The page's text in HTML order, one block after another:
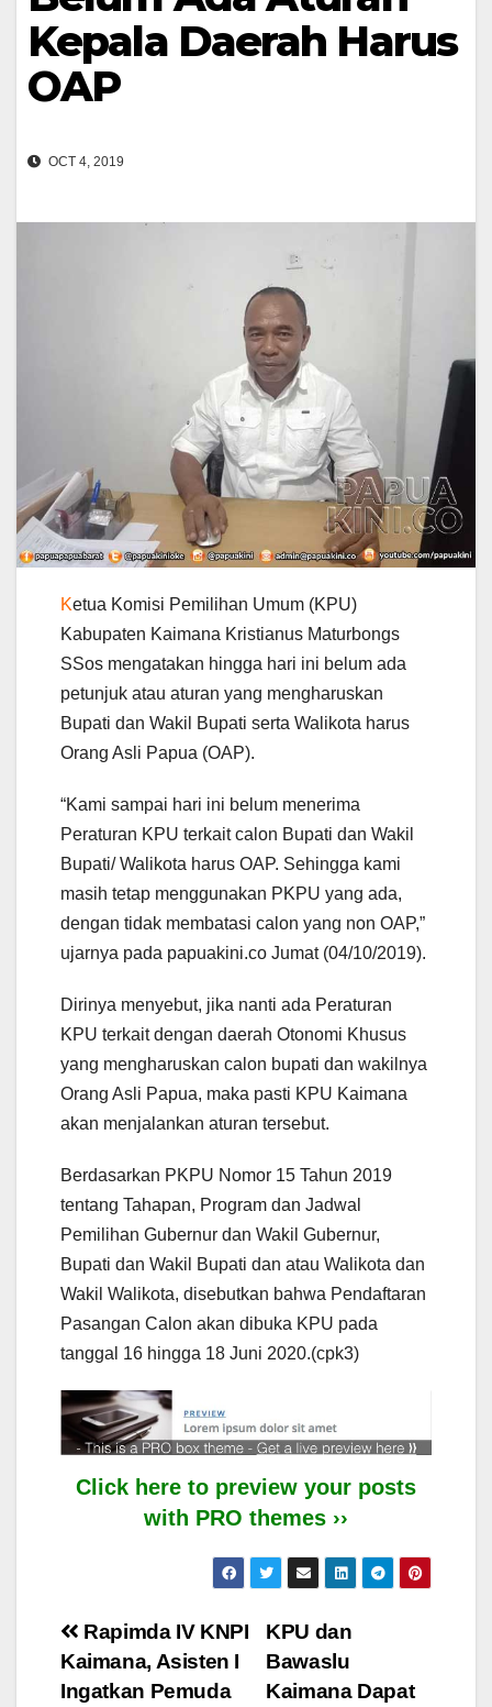
Kepala Daerah Harus
OAP
OCT 4, 2019
Ketua Komisi Pemilihan Umum (KPU)
Kabupaten Kaimana Kristianus Maturbongs
SSos mengatakan hingga hari ini belum ada
petunjuk atau aturan yang mengharuskan
Bupati dan Wakil Bupati serta Walikota harus
Orang Asli Papua (OAP).
“Kami sampai hari ini belum menerima
Peraturan KPU terkait calon Bupati dan Wakil
Bupati/ Walikota harus OAP. Sehingga kami
masih tetap menggunakan PKPU yang ada,
dengan tidak membatasi calon yang non OAP,”
ujarnya pada papuakini.co Jumat (04/10/2019).
Dirinya menyebut, jika nanti ada Peraturan
KPU terkait dengan daerah Otonomi Khusus
yang mengharuskan calon bupati dan wakilnya
Orang Asli Papua, maka pasti KPU Kaimana
akan menjalankan aturan tersebut.
Berdasarkan PKPU Nomor 15 Tahun 2019
tentang Tahapan, Program dan Jadwal
Pemilihan Gubernur dan Wakil Gubernur,
Bupati dan Wakil Bupati dan atau Walikota dan
Wakil Walikota, disebutkan bahwa Pendaftaran
Pasangan Calon akan dibuka KPU pada
tanggal 16 hingga 18 Juni 2020.(cpk3)
Click here to preview your posts
with PRO themes ››
Post
navigation
KPU dan
Bawaslu
Kaimana Dapat
Rapimda IV KNPI
Kaimana, Asisten I
Ingatkan Pemuda